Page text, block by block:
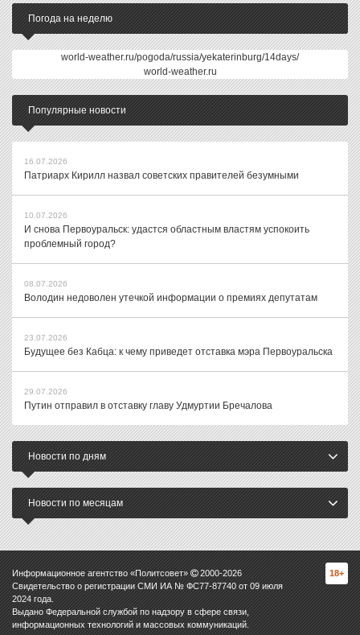
Погода на неделю
world-weather.ru/pogoda/russia/yekaterinburg/14days/
world-weather.ru
Популярные новости
16.07.2026
Патриарх Кирилл назвал советских правителей безумными
10.07.2026
И снова Первоуральск: удастся областным властям успокоить
проблемный город?
08.07.2026
Володин недоволен утечкой информации о премиях депутатам
23.07.2026
Будущее без Кабца: к чему приведет отставка мэра Первоуральска
29.07.2026
Путин отправил в отставку главу Удмуртии Бречалова
Новости по дням
Новости по месяцам
Информационное агентство «Политсовет» 2000-2026
Свидетельство о регистрации СМИ ИА № ФС77-87740 от 09 июля
2024 года.
Выдано Федеральной службой по надзору в сфере связи,
информационных технологий и массовых коммуникаций.
18+